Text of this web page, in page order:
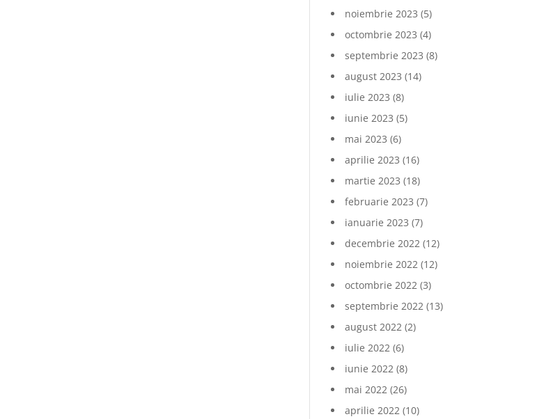
noiembrie 2023 (5)
octombrie 2023 (4)
septembrie 2023 (8)
august 2023 (14)
iulie 2023 (8)
iunie 2023 (5)
mai 2023 (6)
aprilie 2023 (16)
martie 2023 (18)
februarie 2023 (7)
ianuarie 2023 (7)
decembrie 2022 (12)
noiembrie 2022 (12)
octombrie 2022 (3)
septembrie 2022 (13)
august 2022 (2)
iulie 2022 (6)
iunie 2022 (8)
mai 2022 (26)
aprilie 2022 (10)